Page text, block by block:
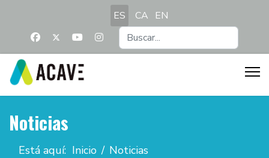
Seleccione su idioma
ES CA EN
Noticias
Está aquí: Inicio
Noticias